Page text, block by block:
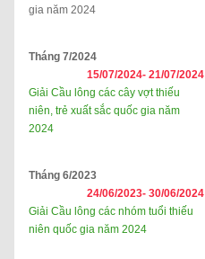
gia năm 2024
Tháng 7/2024
15/07/2024- 21/07/2024
Giải Cầu lông các cây vợt thiếu
niên, trẻ xuất sắc quốc gia năm
2024
Tháng 6/2023
24/06/2023- 30/06/2024
Giải Cầu lông các nhóm tuổi thiếu
niên quốc gia năm 2024